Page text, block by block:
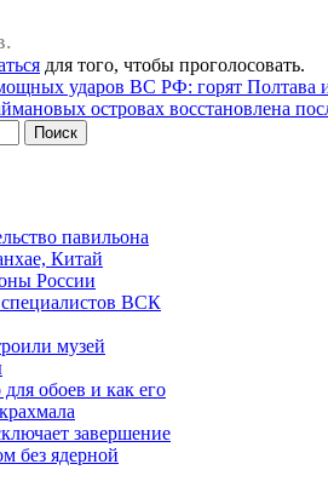
для того, чтобы проголосовать.
мощных ударов ВС РФ: горят
островах восстановлена
павильона
Китай
России
ВСК
музей
для обоев и как его
завершение
без ядерной